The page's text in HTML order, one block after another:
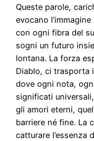
Queste parole,
evocano
con ogni fibra del
sogni un futuro
lontana. La forza
Diablo, ci trasporta
dove ogni nota,
significati
gli amori eterni,
barriere né fine. La
catturare l’essenza